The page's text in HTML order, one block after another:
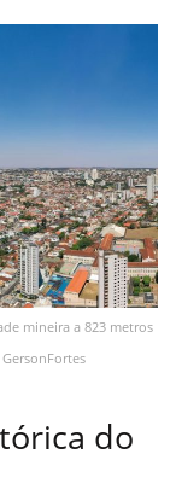
mineira a 823 metros
do